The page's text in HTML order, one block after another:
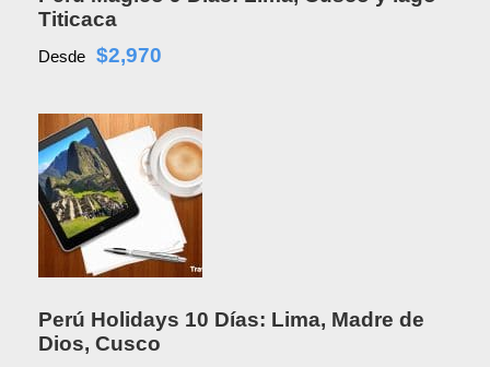
Titicaca
Desde $2,970
Perú Holidays 10 Días: Lima, Madre de
Dios, Cusco